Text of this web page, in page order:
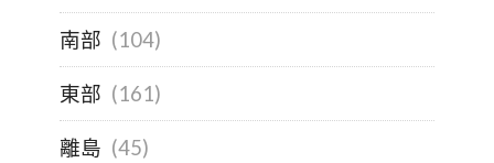
南部 (104)
東部 (161)
離島 (45)